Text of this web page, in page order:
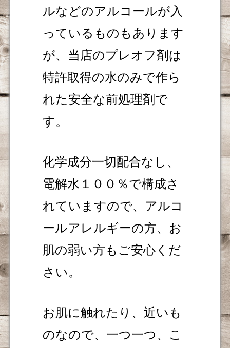
ルなどのアルコールが入
っているものもあります
が、当店のプレオフ剤は
特許取得の水のみで作ら
れた安全な前処理剤で
す。
化学成分一切配合なし、
電解水１００％で構成さ
れていますので、アルコ
ールアレルギーの方、お
肌の弱い方もご安心くだ
さい。
お肌に触れたり、近いも
のなので、一つ一つ、こ